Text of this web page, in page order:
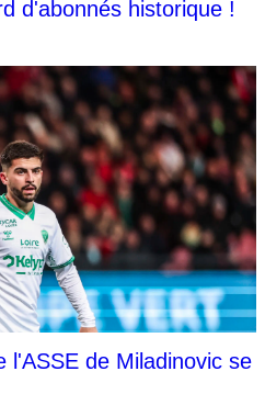
d'abonnés historique !
l'ASSE de Miladinovic se